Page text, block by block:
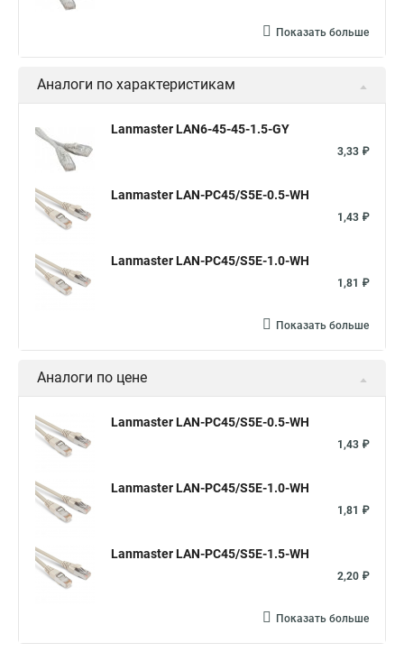
Показать больше
Аналоги по характеристикам
Lanmaster LAN6-45-45-1.5-GY
3,33 ₽
Lanmaster LAN-PC45/S5E-0.5-WH
1,43 ₽
Lanmaster LAN-PC45/S5E-1.0-WH
1,81 ₽
Показать больше
Аналоги по цене
Lanmaster LAN-PC45/S5E-0.5-WH
1,43 ₽
Lanmaster LAN-PC45/S5E-1.0-WH
1,81 ₽
Lanmaster LAN-PC45/S5E-1.5-WH
2,20 ₽
Показать больше